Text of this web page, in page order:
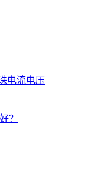
电流电压
？